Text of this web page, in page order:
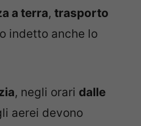
a terra, trasporto
indetto anche lo
, negli orari dalle
aerei devono